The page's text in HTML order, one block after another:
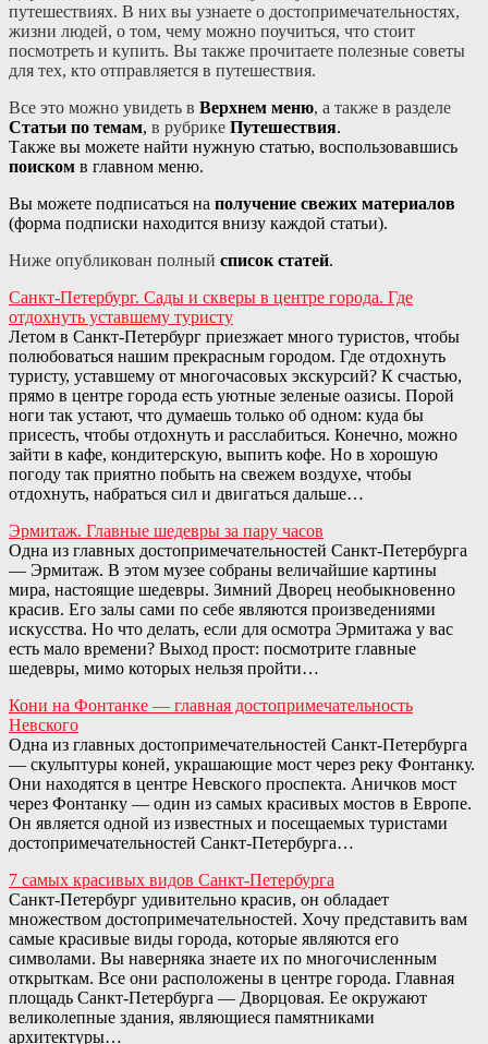
путешествиях. В них вы узнаете о достопримечательностях,
жизни людей, о том, чему можно поучиться, что стоит
посмотреть и купить. Вы также прочитаете полезные советы
для тех, кто отправляется в путешествия.
Все это можно увидеть в Верхнем меню, а также в разделе
Статьи по темам, в рубрике Путешествия.
Также вы можете найти нужную статью, воспользовавшись
поиском в главном меню.
Вы можете подписаться на получение свежих материалов
(форма подписки находится внизу каждой статьи).
Ниже опубликован полный список статей.
Санкт-Петербург. Сады и скверы в центре города. Где
отдохнуть уставшему туристу
Летом в Санкт-Петербург приезжает много туристов, чтобы
полюбоваться нашим прекрасным городом. Где отдохнуть
туристу, уставшему от многочасовых экскурсий? К счастью,
прямо в центре города есть уютные зеленые оазисы. Порой
ноги так устают, что думаешь только об одном: куда бы
присесть, чтобы отдохнуть и расслабиться. Конечно, можно
зайти в кафе, кондитерскую, выпить кофе. Но в хорошую
погоду так приятно побыть на свежем воздухе, чтобы
отдохнуть, набраться сил и двигаться дальше…
Эрмитаж. Главные шедевры за пару часов
Одна из главных достопримечательностей Санкт-Петербурга
— Эрмитаж. В этом музее собраны величайшие картины
мира, настоящие шедевры. Зимний Дворец необыкновенно
красив. Его залы сами по себе являются произведениями
искусства. Но что делать, если для осмотра Эрмитажа у вас
есть мало времени? Выход прост: посмотрите главные
шедевры, мимо которых нельзя пройти…
Кони на Фонтанке — главная достопримечательность
Невского
Одна из главных достопримечательностей Санкт-Петербурга
— скульптуры коней, украшающие мост через реку Фонтанку.
Они находятся в центре Невского проспекта. Аничков мост
через Фонтанку — один из самых красивых мостов в Европе.
Он является одной из известных и посещаемых туристами
достопримечательностей Санкт-Петербурга…
7 самых красивых видов Санкт-Петербурга
Санкт-Петербург удивительно красив, он обладает
множеством достопримечательностей. Хочу представить вам
самые красивые виды города, которые являются его
символами. Вы наверняка знаете их по многочисленным
открыткам. Все они расположены в центре города. Главная
площадь Санкт-Петербурга — Дворцовая. Ее окружают
великолепные здания, являющиеся памятниками
архитектуры…